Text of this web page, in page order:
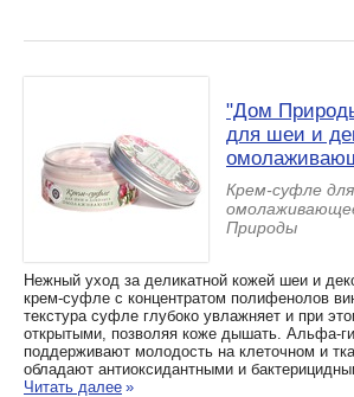
"Дом
для шеи и
Крем-суфле
Природы
Нежный уход за деликатной кожей шеи и
крем-суфле с концентратом полифенолов
текстура суфле глубоко увлажняет и при
открытыми, позволяя коже дышать. Альфа-
поддерживают молодость на клеточном и
обладают антиоксидантными и
Читать далее »